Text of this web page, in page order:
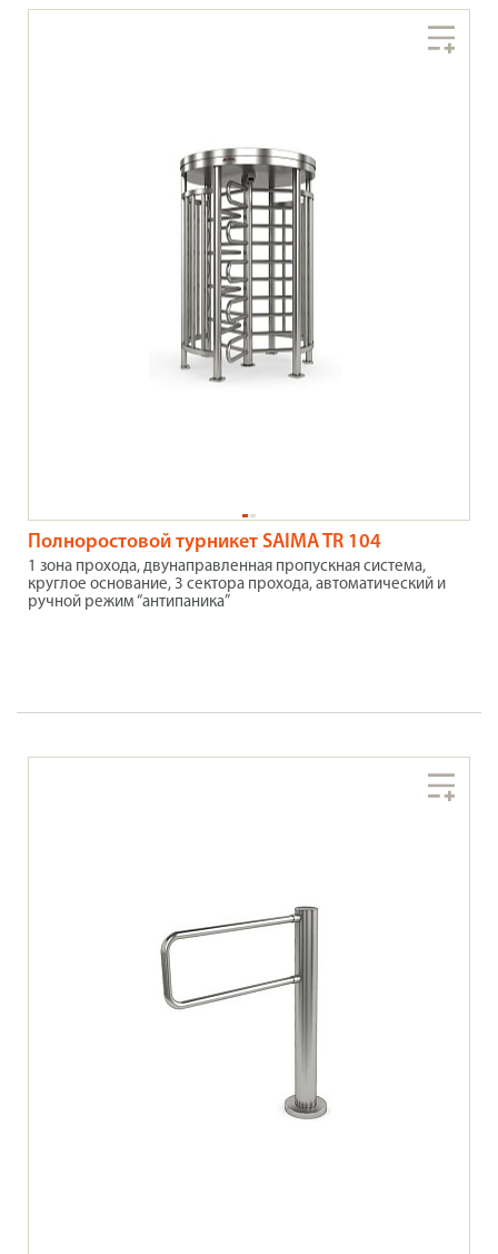
Полноростовой турникет SAIMA TR 104
1 зона прохода, двунаправленная пропускная система,
круглое основание, 3 сектора прохода, автоматический и
ручной режим “антипаника”